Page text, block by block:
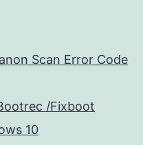
Scan Error Code
/Fixboot
10